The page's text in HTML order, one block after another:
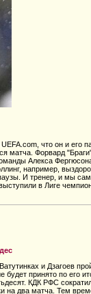
что он и его
матча. Форвард
Алекса
например,
И тренер, и мы
в Лиге
и Дзагоев
будет принято по его
КДК РФС
на два матча. Тем